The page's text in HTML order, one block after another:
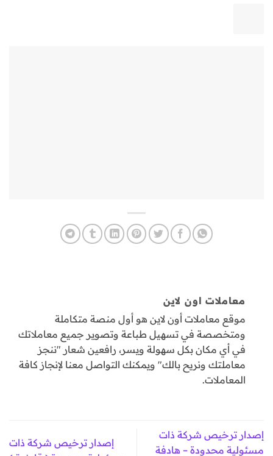
معاملات اون لاين
موقع معاملات أون لاين هو أول منصة متكاملة
ومتخصصة في تسهيل طباعة وتصوير جميع معاملاتك
في أي مكان بكل سهولة ويسر، رافعين شعار "ننجز
معاملتك ونريح بالك" ويمكنك التواصل معنا لإنجاز كافة
المعاملات.
إصدار ترخيص شركة ذات
مسئولية محدودة – هادفة
إصدار ترخيص شركة ذات